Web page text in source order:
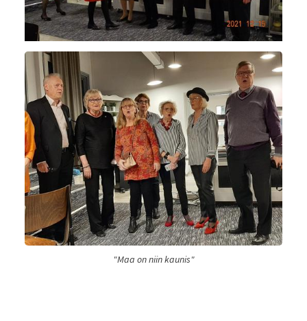
"Maa on niin kaunis"